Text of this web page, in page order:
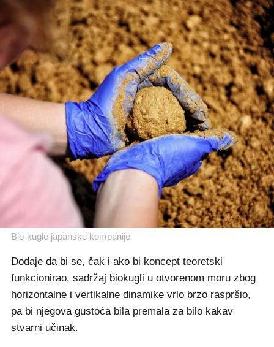
Bio-kugle japanske kompanije
Dodaje da bi se, čak i ako bi koncept teoretski
funkcionirao, sadržaj biokugli u otvorenom moru zbog
horizontalne i vertikalne dinamike vrlo brzo raspršio,
pa bi njegova gustoća bila premala za bilo kakav
stvarni učinak.